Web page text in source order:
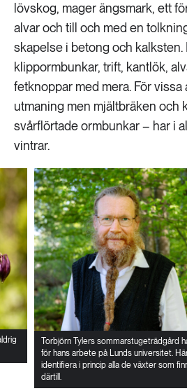
lövskog, mager ängsmark, ett
alvar och till och med en
skapelse i betong och kalksten.
klippormbunkar, trift, kantlök,
fetknoppar med mera. För vissa
utmaning men mjältbräken och
svårflörtade ormbunkar – har i
vintrar.
Torbjörn Tylers sommarstugeträdgård
för hans arbete på Lunds universitet.
identifiera i princip alla de växter som
därtill.